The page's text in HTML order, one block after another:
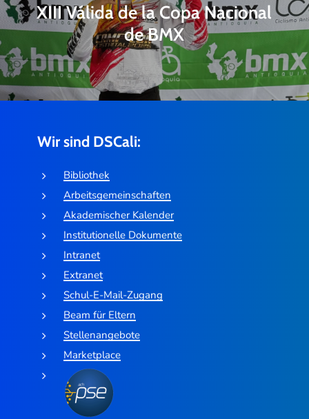
XIII Válida de la Copa Nacional
de BMX
Wir sind DSCali:
Bibliothek
Arbeitsgemeinschaften
Akademischer Kalender
Institutionelle Dokumente
Intranet
Extranet
Schul-E-Mail-Zugang
Beam für Eltern
Stellenangebote
Marketplace